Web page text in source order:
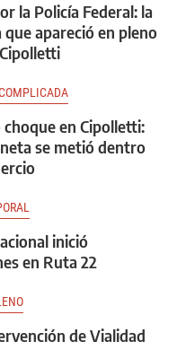
la Policía Federal: la
apareció en pleno
en Cipolletti:
se metió dentro
inició
en Ruta 22
de Vialidad